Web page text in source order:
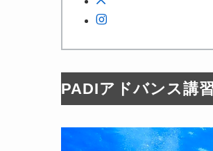
PADIアドバンス講